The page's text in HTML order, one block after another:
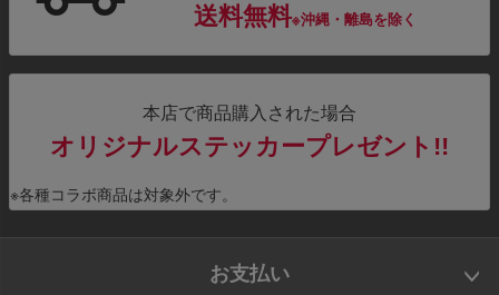
送料無料※沖縄・離島を除く
本店で商品購入された場合
オリジナルステッカープレゼント!!
※各種コラボ商品は対象外です。
お支払い